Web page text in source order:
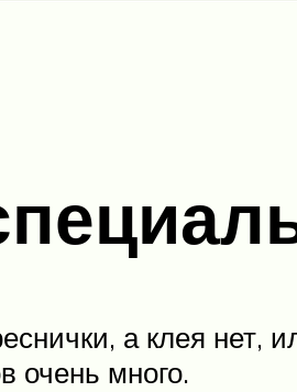
а клея нет,
очень много.